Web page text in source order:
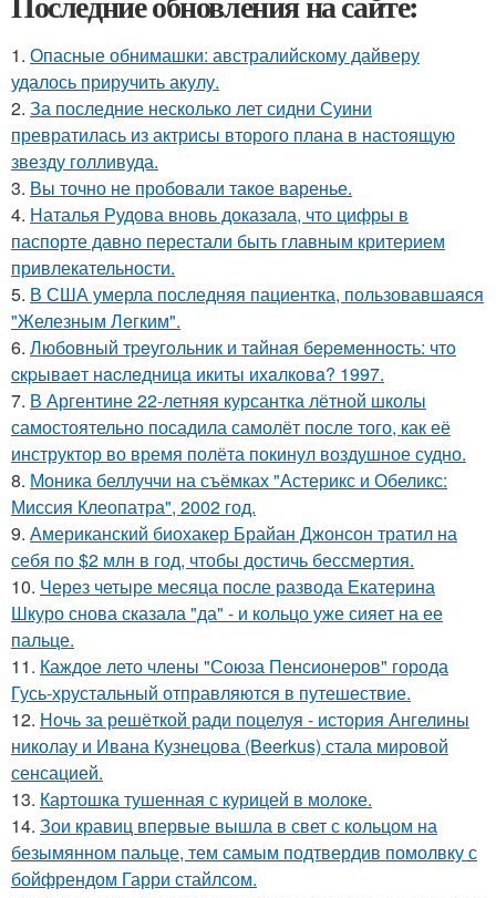
1. Опасные обнимашки: австралийскому дайверу
удалось приручить акулу.
2. За последние несколько лет сидни Суини
превратилась из актрисы второго плана в настоящую
звезду голливуда.
3. Вы точно не пробовали такое варенье.
4. Наталья Рудова вновь доказала, что цифры в
паспорте давно перестали быть главным критерием
привлекательности.
5. В США умерла последняя пациентка, пользовавшаяся
"Железным Легким".
6. Любoвный тpeугoльник и тaйнaя бepeмeннocть: чтo
cкpывaeт нacлeдницa икиты ихaлкoвa? 1997.
7. В Аргентине 22-летняя курсантка лётной школы
самостоятельно посадила самолёт после того, как её
инструктор во время полёта покинул воздушное судно.
8. Моника беллуччи на съёмках "Астерикс и Обеликс:
Миссия Клеопатра", 2002 год.
9. Американский биохакер Брайан Джонсон тратил на
себя по $2 млн в год, чтобы достичь бессмертия.
10. Через четыре месяца после развода Екатерина
Шкуро снова сказала "да" - и кольцо уже сияет на ее
пальце.
11. Каждое лето члены "Союза Пенсионеров" города
Гусь-хрустальный отправляются в путешествие.
12. Ночь за решёткой ради поцелуя - история Ангелины
николау и Ивана Кузнецова (Beerkus) стала мировой
сенсацией.
13. Картошка тушенная с курицей в молоке.
14. Зои кравиц впервые вышла в свет с кольцом на
безымянном пальце, тем самым подтвердив помолвку с
бойфрендом Гарри стайлсом.